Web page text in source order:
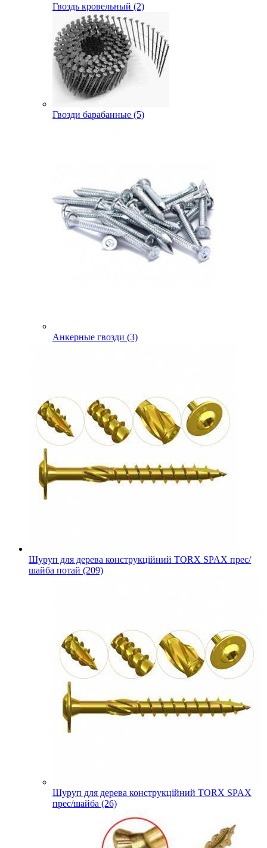
Гвоздь кровельный (2)
Гвозди барабанные (5)
Анкерные гвозди (3)
Шуруп для дерева конструкційний TORX SPAX прес/
шайба потай (209)
Шуруп для дерева конструкційний TORX SPAX
прес/шайба (26)